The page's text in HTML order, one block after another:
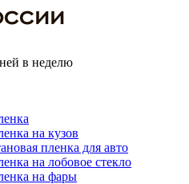
в неделю
на кузов
пленка для авто
на лобовое стекло
на фары